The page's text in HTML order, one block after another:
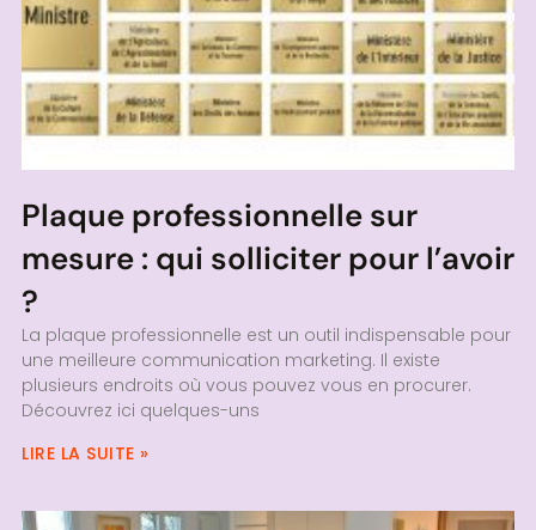
Plaque professionnelle sur
mesure : qui solliciter pour l’avoir
?
La plaque professionnelle est un outil indispensable pour
une meilleure communication marketing. Il existe
plusieurs endroits où vous pouvez vous en procurer.
Découvrez ici quelques-uns
LIRE LA SUITE »